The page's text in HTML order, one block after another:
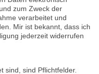
zum Zweck der
verarbeitet und
Mir ist bekannt, dass ich
jederzeit widerrufen
sind, sind Pflichtfelder.